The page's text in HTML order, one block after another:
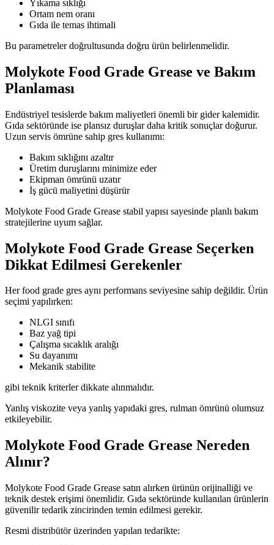
Yıkama sıklığı
Ortam nem oranı
Gıda ile temas ihtimali
Bu parametreler doğrultusunda doğru ürün belirlenmelidir.
Molykote Food Grade Grease ve Bakım
Planlaması
Endüstriyel tesislerde bakım maliyetleri önemli bir gider kalemidir.
Gıda sektöründe ise plansız duruşlar daha kritik sonuçlar doğurur.
Uzun servis ömrüne sahip gres kullanımı:
Bakım sıklığını azaltır
Üretim duruşlarını minimize eder
Ekipman ömrünü uzatır
İş gücü maliyetini düşürür
Molykote Food Grade Grease stabil yapısı sayesinde planlı bakım
stratejilerine uyum sağlar.
Molykote Food Grade Grease Seçerken
Dikkat Edilmesi Gerekenler
Her food grade gres aynı performans seviyesine sahip değildir. Ürün
seçimi yapılırken:
NLGI sınıfı
Baz yağ tipi
Çalışma sıcaklık aralığı
Su dayanımı
Mekanik stabilite
gibi teknik kriterler dikkate alınmalıdır.
Yanlış viskozite veya yanlış yapıdaki gres, rulman ömrünü olumsuz
etkileyebilir.
Molykote Food Grade Grease Nereden
Alınır?
Molykote Food Grade Grease satın alırken ürünün orijinalliği ve
teknik destek erişimi önemlidir. Gıda sektöründe kullanılan ürünlerin
güvenilir tedarik zincirinden temin edilmesi gerekir.
Resmi distribütör üzerinden yapılan tedarikte: